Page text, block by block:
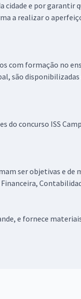
e por garantir
a realizar o
com formação no
são
concurso ISS
ser objetivas e
e fornece